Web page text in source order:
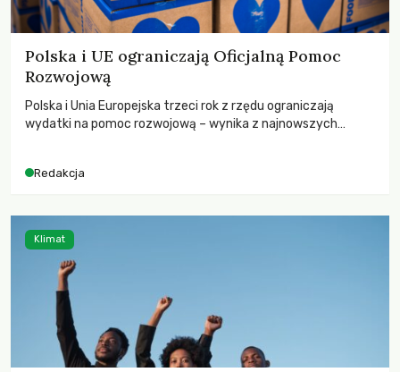
Polska i UE ograniczają Oficjalną Pomoc
Rozwojową
Polska i Unia Europejska trzeci rok z rzędu ograniczają
wydatki na pomoc rozwojową – wynika z najnowszych
odnotowano największe tąpnięcie ODA w historii. Jakie będą
kryzysami i ubóstwem?
Redakcja
Klimat